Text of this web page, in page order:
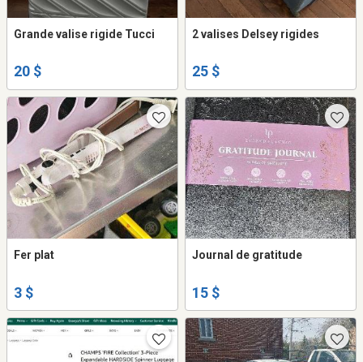
Grande valise rigide Tucci
20 $
2 valises Delsey rigides
25 $
Fer plat
3 $
Journal de gratitude
15 $